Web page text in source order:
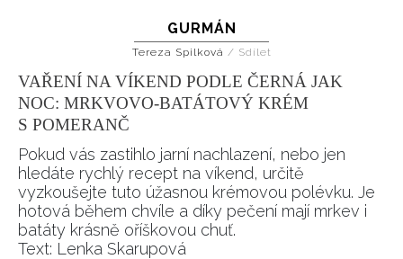
GURMÁN
Tereza Spilková / Sdílet
VAŘENÍ NA VÍKEND PODLE ČERNÁ JAK
NOC: MRKVOVO-BATÁTOVÝ KRÉM
S POMERANČ
Pokud vás zastihlo jarní nachlazení, nebo jen
hledáte rychlý recept na víkend, určitě
vyzkoušejte tuto úžasnou krémovou polévku. Je
hotová během chvíle a díky pečení mají mrkev i
batáty krásně oříškovou chuť.
Text: Lenka Skarupová